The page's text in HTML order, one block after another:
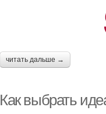
читать дальше →
Как выбрать